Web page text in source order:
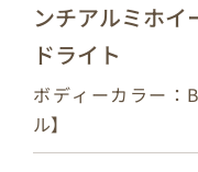
ンチアルミホイ
ドライト
ボディーカラー：
ル】